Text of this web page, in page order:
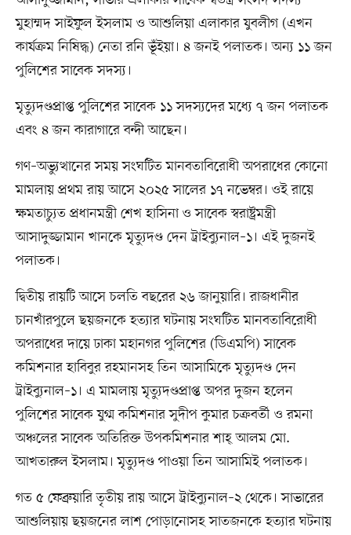
মুহাম্মদ সাইফুল ইসলাম ও আশুলিয়া এলাকার যুবলীগ (এখন
কার্যক্রম নিষিদ্ধ) নেতা রনি ভূঁইয়া। ৪ জনই পলাতক। অন্য ১১ জন
পুলিশের সাবেক সদস্য।
মৃত্যুদণ্ডপ্রাপ্ত পুলিশের সাবেক ১১ সদস্যদের মধ্যে ৭ জন পলাতক
এবং ৪ জন কারাগারে বন্দী আছেন।
গণ–অভ্যুত্থানের সময় সংঘটিত মানবতাবিরোধী অপরাধের কোনো
মামলায় প্রথম রায় আসে ২০২৫ সালের ১৭ নভেম্বর। ওই রায়ে
ক্ষমতাচ্যুত প্রধানমন্ত্রী শেখ হাসিনা ও সাবেক স্বরাষ্ট্রমন্ত্রী
আসাদুজ্জামান খানকে মৃত্যুদণ্ড দেন ট্রাইব্যুনাল–১। এই দুজনই
পলাতক।
দ্বিতীয় রায়টি আসে চলতি বছরের ২৬ জানুয়ারি। রাজধানীর
চানখাঁরপুলে ছয়জনকে হত্যার ঘটনায় সংঘটিত মানবতাবিরোধী
অপরাধের দায়ে ঢাকা মহানগর পুলিশের (ডিএমপি) সাবেক
কমিশনার হাবিবুর রহমানসহ তিন আসামিকে মৃত্যুদণ্ড দেন
ট্রাইব্যুনাল–১। এ মামলায় মৃত্যুদণ্ডপ্রাপ্ত অপর দুজন হলেন
পুলিশের সাবেক যুগ্ম কমিশনার সুদীপ কুমার চক্রবর্তী ও রমনা
অঞ্চলের সাবেক অতিরিক্ত উপকমিশনার শাহ্ আলম মো.
আখতারুল ইসলাম। মৃত্যুদণ্ড পাওয়া তিন আসামিই পলাতক।
গত ৫ ফেব্রুয়ারি তৃতীয় রায় আসে ট্রাইব্যুনাল–২ থেকে। সাভারের
আশুলিয়ায় ছয়জনের লাশ পোড়ানোসহ সাতজনকে হত্যার ঘটনায়